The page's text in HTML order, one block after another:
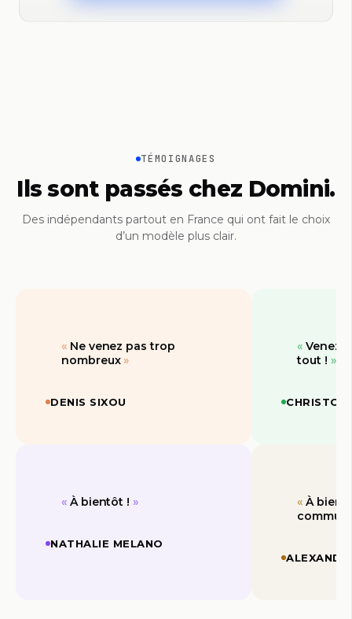
TÉMOIGNAGES
Ils sont passés chez Domini.
Des indépendants partout en France qui ont fait le choix
d’un modèle plus clair.
Ne venez pas trop
nombreux
DENIS SIXOU
Venez
tout !
À bientôt !
NATHALIE MELANO
À